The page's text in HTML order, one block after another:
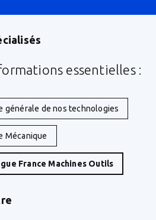
essentielles :
générale de nos technologies
Mécanique
France Machines Outils